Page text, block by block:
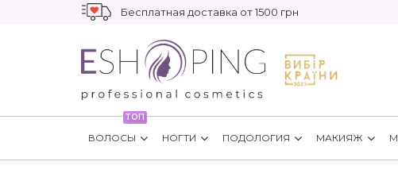
Бесплатная доставка от 1500 грн
ТОП
ВОЛОСЫ НОГТИ ПОДОЛОГИЯ МАКИЯЖ